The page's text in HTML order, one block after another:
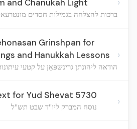
and Chanukah Light
ברכות להצלחה בגמילות חסדים
Grinshpan for
and Hanukkah Lessons
הודאה ליהונתן גרינשפּאַן על קטעי
›
for Yud Shevat 5730
נוסח המברק ליו"ד שבט תש"ל ›